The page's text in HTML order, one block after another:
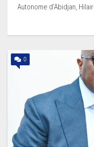
Autonome d’Abidjan,
0